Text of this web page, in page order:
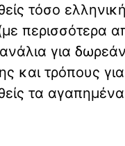
τόσο
περισσότερα
για
και τρόπους
τα